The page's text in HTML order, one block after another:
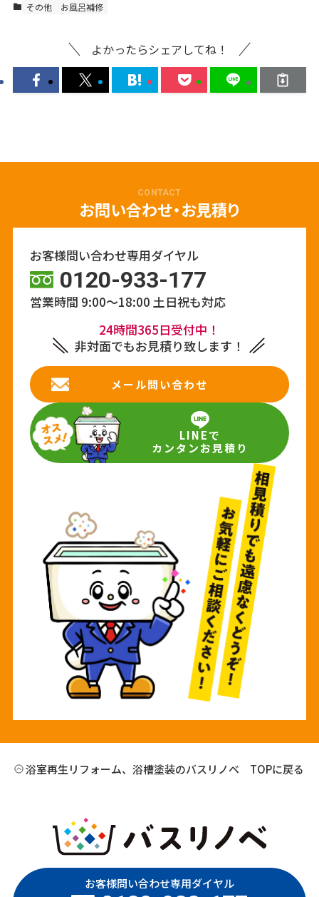
その他 お風呂補修
よかったらシェアしてね！
CONTACT
お問い合わせ・お見積り
お客様問い合わせ専用ダイヤル
0120-933-177
営業時間 9:00～18:00 土日祝も対応
24時間365日受付中！
非対面でもお見積り致します！
メール問い合わせ
LINEで
カンタンお見積り
浴室再生リフォーム、浴槽塗装のバスリノベ TOPに戻る
お客様問い合わせ専用ダイヤル